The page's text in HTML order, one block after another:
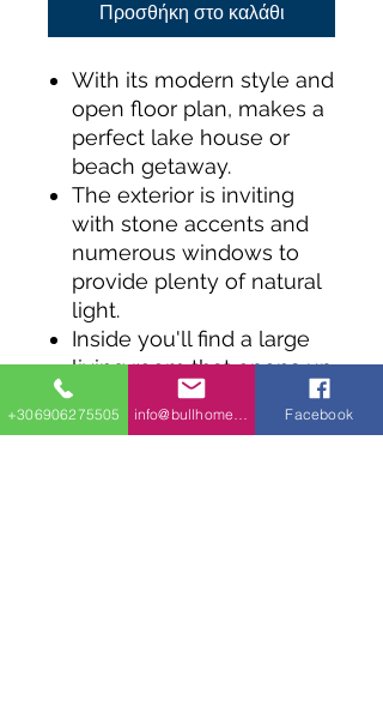
Προσθήκη στο καλάθι
With its modern style and
open floor plan, makes a
perfect lake house or
beach getaway.
The exterior is inviting
with stone accents and
numerous windows to
provide plenty of natural
light.
Inside you'll find a large
living room that opens up
to a full kitchen.
Both bedrooms share a
+306906275505 Facebook